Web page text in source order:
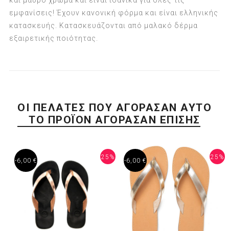
εμφανίσεις! Έχουν κανονική φόρμα και είναι ελληνικής
κατασκευής. Κατασκευάζονται από μαλακό δέρμα
εξαιρετικής ποιότητας.
ΟΙ ΠΕΛΆΤΕΣ ΠΟΥ ΑΓΌΡΑΣΑΝ ΑΥΤΌ
ΤΟ ΠΡΟΪΌΝ ΑΓΌΡΑΣΑΝ ΕΠΊΣΗΣ
25%
-6,00 € 25%
-6,00 €